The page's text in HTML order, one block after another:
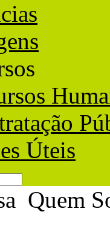
Úteis
Quem